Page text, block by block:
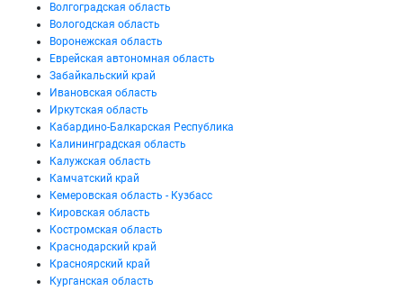
Волгоградская область
Вологодская область
Воронежская область
Еврейская автономная область
Забайкальский край
Ивановская область
Иркутская область
Кабардино-Балкарская Республика
Калининградская область
Калужская область
Камчатский край
Кемеровская область - Кузбасс
Кировская область
Костромская область
Краснодарский край
Красноярский край
Курганская область